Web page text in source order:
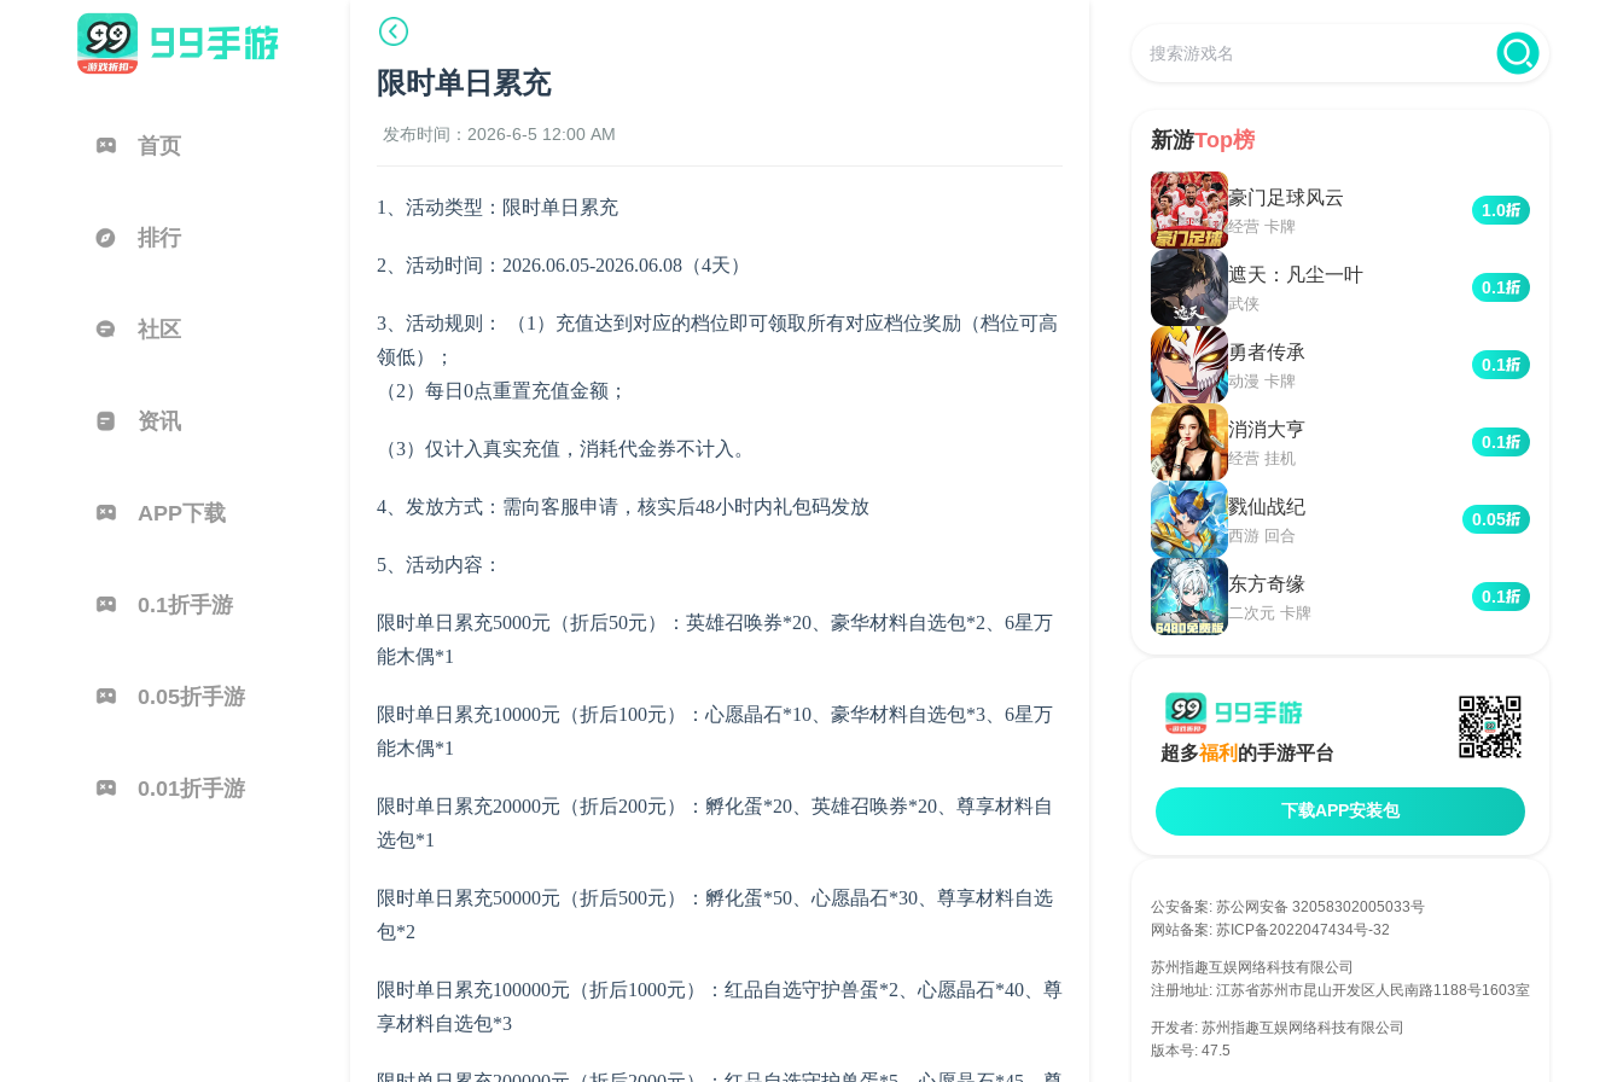
首页
排行
社区
资讯
APP下载
0.1折手游
0.05折手游
0.01折手游
限时单日累充
发布时间：2026-6-5 12:00 AM
1、活动类型：限时单日累充
2、活动时间：2026.06.05-2026.06.08（4天）
3、活动规则： （1）充值达到对应的档位即可领取所有对应档位奖励（档位可高
领低）；
（2）每日0点重置充值金额；
（3）仅计入真实充值，消耗代金券不计入。
4、发放方式：需向客服申请，核实后48小时内礼包码发放
5、活动内容：
限时单日累充5000元（折后50元）：英雄召唤券*20、豪华材料自选包*2、6星万
能木偶*1
限时单日累充10000元（折后100元）：心愿晶石*10、豪华材料自选包*3、6星万
能木偶*1
限时单日累充20000元（折后200元）：孵化蛋*20、英雄召唤券*20、尊享材料自
选包*1
限时单日累充50000元（折后500元）：孵化蛋*50、心愿晶石*30、尊享材料自选
包*2
限时单日累充100000元（折后1000元）：红品自选守护兽蛋*2、心愿晶石*40、尊
享材料自选包*3
新游Top榜
豪门足球风云
经营 卡牌
1.0
遮天：凡尘一叶
武侠
0.1
勇者传承
动漫 卡牌
0.1
消消大亨
经营 挂机
0.1
戮仙战纪
西游 回合
0.05
东方奇缘
二次元 卡牌
0.1
超多福利 的手游平台
下载APP安装包
公安备案: 苏公网安备 32058302005033号
网站备案: 苏ICP备2022047434号-32
增值电信业务经营许可证: 苏B2-20170289
苏州指趣互娱网络科技有限公司
注册地址: 江苏省苏州市昆山开发区人民南路1188号1603室
开发者: 苏州指趣互娱网络科技有限公司
版本号: 47.5